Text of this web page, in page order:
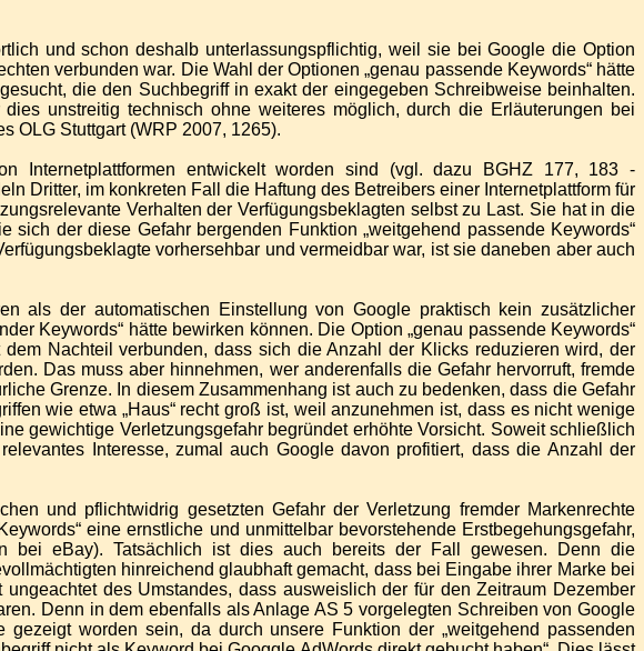
und schon deshalb unterlassungspflichtig, weil sie bei Google die Option
verbunden war. Die Wahl der Optionen „genau passende Keywords“ hätte
die den Suchbegriff in exakt der eingegeben Schreibweise beinhalten.
unstreitig technisch ohne weiteres möglich, durch die Erläuterungen bei
OLG Stuttgart (WRP 2007, 1265).
Internetplattformen entwickelt worden sind (vgl. dazu BGHZ 177, 183 -
Dritter, im konkreten Fall die Haftung des Betreibers einer Internetplattform für
Verhalten der Verfügungsbeklagten selbst zu Last. Sie hat in die
der diese Gefahr bergenden Funktion „weitgehend passende Keywords“
vorhersehbar und vermeidbar war, ist sie daneben aber auch
als der automatischen Einstellung von Google praktisch kein zusätzlicher
Keywords“ hätte bewirken können. Die Option „genau passende Keywords“
Nachteil verbunden, dass sich die Anzahl der Klicks reduzieren wird, der
Das muss aber hinnehmen, wer anderenfalls die Gefahr hervorruft, fremde
Grenze. In diesem Zusammenhang ist auch zu bedenken, dass die Gefahr
wie etwa „Haus“ recht groß ist, weil anzunehmen ist, dass es nicht wenige
gewichtige Verletzungsgefahr begründet erhöhte Vorsicht. Soweit schließlich
Interesse, zumal auch Google davon profitiert, dass die Anzahl der
und pflichtwidrig gesetzten Gefahr der Verletzung fremder Markenrechte
eine ernstliche und unmittelbar bevorstehende Erstbegehungsgefahr,
bei eBay). Tatsächlich ist dies auch bereits der Fall gewesen. Denn die
hinreichend glaubhaft gemacht, dass bei Eingabe ihrer Marke bei
des Umstandes, dass ausweislich der für den Zeitraum Dezember
Denn in dem ebenfalls als Anlage AS 5 vorgelegten Schreiben von Google
worden sein, da durch unsere Funktion der „weitgehend passenden